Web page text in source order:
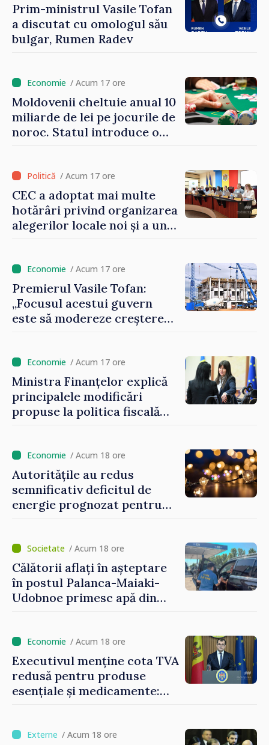
Prim-ministrul Vasile Tofan
a discutat cu omologul său
bulgar, Rumen Radev
/ Acum 17 ore
Moldovenii cheltuie anual 10
miliarde de lei pe jocurile de
noroc. Statul introduce o
la buget / Acum 17 ore
CEC a adoptat mai multe
hotărâri privind organizarea
alegerilor locale noi și a unui
/ Acum 17 ore
Premierul Vasile Tofan:
„Focusul acestui guvern
este să modereze creșterea
/ Acum 17 ore
Ministra Finanțelor explică
principalele modificări
propuse la politica fiscală
/ Acum 18 ore
Autoritățile au redus
semnificativ deficitul de
energie prognozat pentru
/ Acum 18 ore
Călătorii aflați în așteptare
în postul Palanca-Maiaki-
Udobnoe primesc apă din
/ Acum 18 ore
Executivul menține cota TVA
redusă pentru produse
esențiale și medicamente:
bază al oamenilor”
/ Acum 18 ore